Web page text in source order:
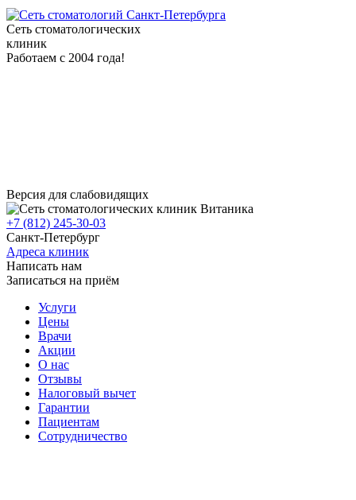
клиники
Сеть стоматологических
клиник
Работаем с 2004 года!
Версия для слабовидящих
+7 (812) 245-30-03
Санкт-Петербург
Адреса клиник
Написать нам
Записаться на приём
Услуги
Цены
Врачи
Акции
О нас
Отзывы
Налоговый вычет
Гарантии
Пациентам
Сотрудничество